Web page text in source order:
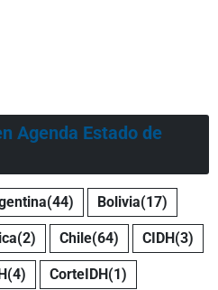
Agenda Estado de
(44) Bolivia(17)
(2) Chile(64) CIDH(3)
(4) CorteIDH(1)